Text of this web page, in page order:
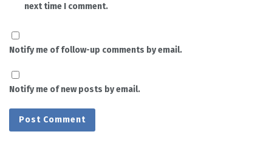
next time I comment.
Notify me of follow-up comments by email.
Notify me of new posts by email.